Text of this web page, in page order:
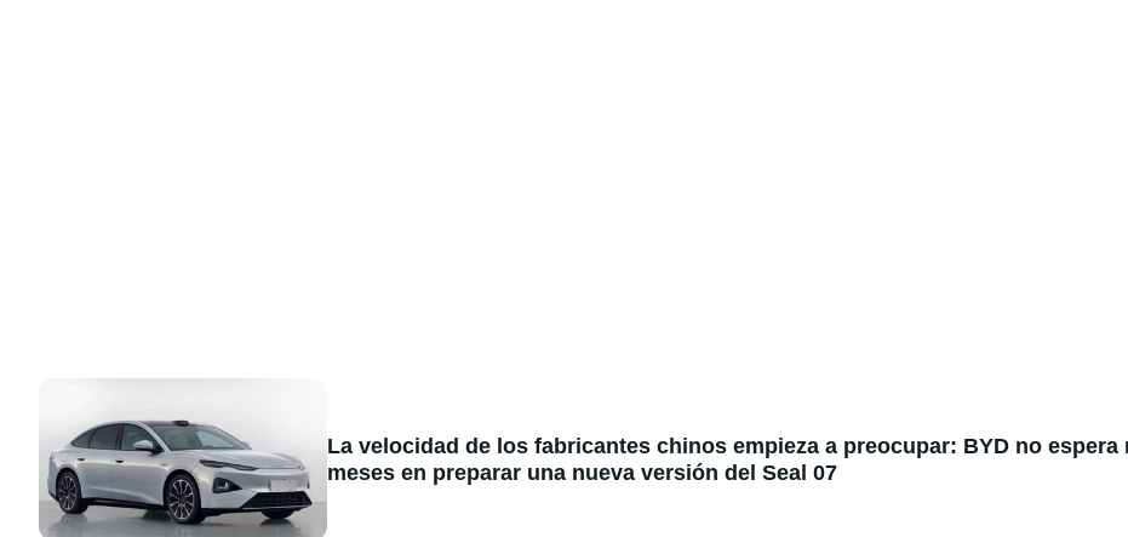
La velocidad de los fabricantes chinos empieza a preocupar: BYD no espera
meses en preparar una nueva versión del Seal 07